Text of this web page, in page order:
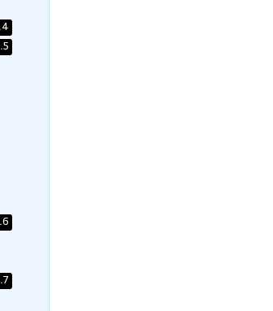
4.
5.
6.
7.